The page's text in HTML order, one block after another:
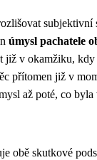
subjektivní
úmysl pachatele
již v okamžiku, kdy
přítomen již v
až poté, co byla
obě skutkové